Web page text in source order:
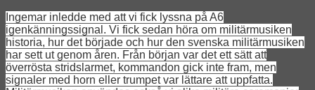
Ingemar inledde med att vi fick lyssna på A6
igenkänningssignal. Vi fick sedan höra om militärmusiken
historia, hur det började och hur den svenska militärmusiken
har sett ut genom åren. Från början var det ett sätt att
överrösta stridslarmet, kommandon gick inte fram, men
signaler med horn eller trumpet var lättare att uppfatta.